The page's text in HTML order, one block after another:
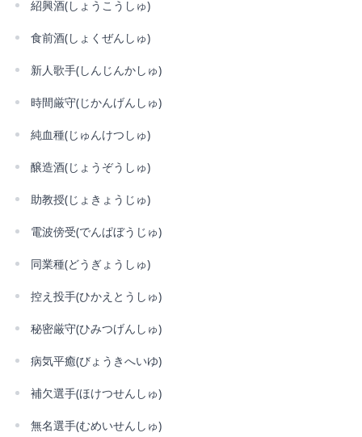
紹興酒(しょうこうしゅ)
食前酒(しょくぜんしゅ)
新人歌手(しんじんかしゅ)
時間厳守(じかんげんしゅ)
純血種(じゅんけつしゅ)
醸造酒(じょうぞうしゅ)
助教授(じょきょうじゅ)
電波傍受(でんぱぼうじゅ)
同業種(どうぎょうしゅ)
控え投手(ひかえとうしゅ)
秘密厳守(ひみつげんしゅ)
病気平癒(びょうきへいゆ)
補欠選手(ほけつせんしゅ)
無名選手(むめいせんしゅ)